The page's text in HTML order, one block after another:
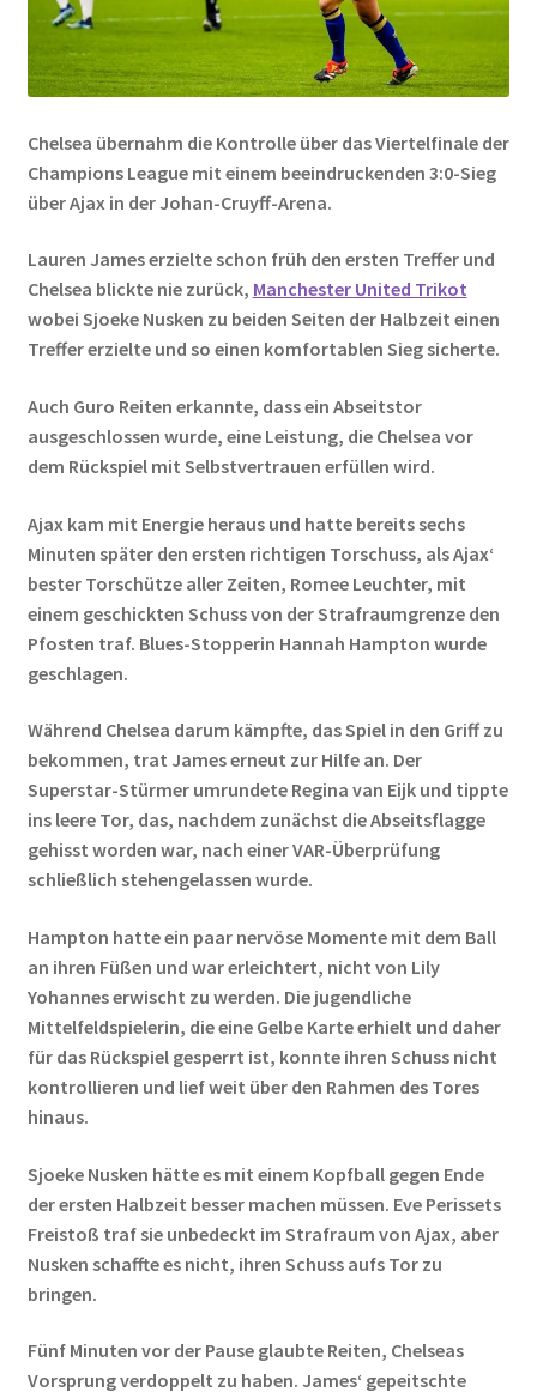
Chelsea übernahm die Kontrolle über das Viertelfinale der
Champions League mit einem beeindruckenden 3:0-Sieg
über Ajax in der Johan-Cruyff-Arena.
Lauren James erzielte schon früh den ersten Treffer und
Chelsea blickte nie zurück, Manchester United Trikot
wobei Sjoeke Nusken zu beiden Seiten der Halbzeit einen
Treffer erzielte und so einen komfortablen Sieg sicherte.
Auch Guro Reiten erkannte, dass ein Abseitstor
ausgeschlossen wurde, eine Leistung, die Chelsea vor
dem Rückspiel mit Selbstvertrauen erfüllen wird.
Ajax kam mit Energie heraus und hatte bereits sechs
Minuten später den ersten richtigen Torschuss, als Ajax‘
bester Torschütze aller Zeiten, Romee Leuchter, mit
einem geschickten Schuss von der Strafraumgrenze den
Pfosten traf. Blues-Stopperin Hannah Hampton wurde
geschlagen.
Während Chelsea darum kämpfte, das Spiel in den Griff zu
bekommen, trat James erneut zur Hilfe an. Der
Superstar-Stürmer umrundete Regina van Eijk und tippte
ins leere Tor, das, nachdem zunächst die Abseitsflagge
gehisst worden war, nach einer VAR-Überprüfung
schließlich stehengelassen wurde.
Hampton hatte ein paar nervöse Momente mit dem Ball
an ihren Füßen und war erleichtert, nicht von Lily
Yohannes erwischt zu werden. Die jugendliche
Mittelfeldspielerin, die eine Gelbe Karte erhielt und daher
für das Rückspiel gesperrt ist, konnte ihren Schuss nicht
kontrollieren und lief weit über den Rahmen des Tores
hinaus.
Sjoeke Nusken hätte es mit einem Kopfball gegen Ende
der ersten Halbzeit besser machen müssen. Eve Perissets
Freistoß traf sie unbedeckt im Strafraum von Ajax, aber
Nusken schaffte es nicht, ihren Schuss aufs Tor zu
bringen.
Fünf Minuten vor der Pause glaubte Reiten, Chelseas
Vorsprung verdoppelt zu haben. James‘ gepeitschte